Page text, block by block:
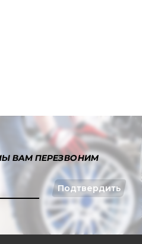
ВАМ ПЕРЕЗВОНИМ
Подтвердить